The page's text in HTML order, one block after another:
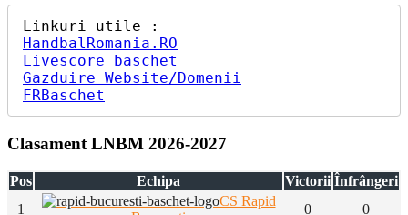
HandbalRomania.RO
Livescore baschet
Gazduire Website/Domenii
FRBaschet
Clasament LNBM 2026-2027
Pos Echipa Victorii Înfrângeri
1
CS Rapid
0 0